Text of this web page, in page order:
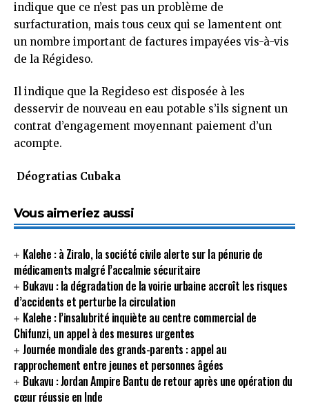
indique que ce n’est pas un problème de
surfacturation, mais tous ceux qui se lamentent ont
un nombre important de factures impayées vis-à-vis
de la Régideso.
Il indique que la Regideso est disposée à les
desservir de nouveau en eau potable s’ils signent un
contrat d’engagement moyennant paiement d’un
acompte.
Déogratias Cubaka
Vous aimeriez aussi
Kalehe : à Ziralo, la société civile alerte sur la pénurie de
médicaments malgré l’accalmie sécuritaire
Bukavu : la dégradation de la voirie urbaine accroît les risques
d’accidents et perturbe la circulation
Kalehe : l’insalubrité inquiète au centre commercial de
Chifunzi, un appel à des mesures urgentes
Journée mondiale des grands-parents : appel au
rapprochement entre jeunes et personnes âgées
Bukavu : Jordan Ampire Bantu de retour après une opération du
cœur réussie en Inde